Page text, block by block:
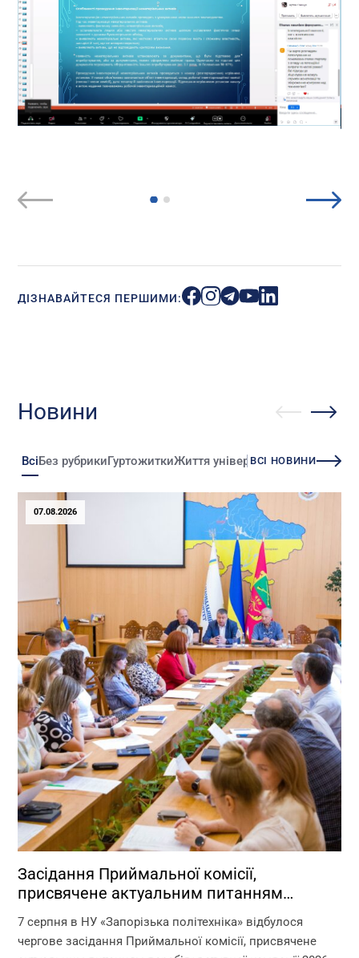
ДІЗНАВАЙТЕСЯ ПЕРШИМИ:
Новини
ВсіБез рубрикиГуртожиткиЖиття університетуЗміни
ВСІ НОВИНИ
07.08.2026
Засідання Приймальної комісії,
присвячене актуальним питанням
перебігу вступної кампанії 2026 року
7 серпня в НУ «Запорізька політехніка» відбулося
чергове засідання Приймальної комісії, присвячене